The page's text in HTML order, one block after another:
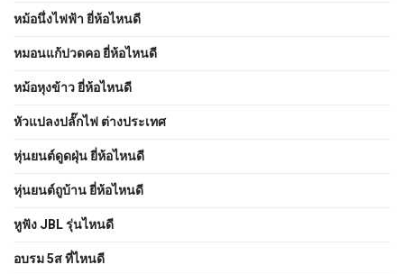
หม้อนึ่งไฟฟ้า ยี่ห้อไหนดี
หมอนแก้ปวดคอ ยี่ห้อไหนดี
หม้อหุงข้าว ยี่ห้อไหนดี
หัวแปลงปลั๊กไฟ ต่างประเทศ
หุ่นยนต์ดูดฝุ่น ยี่ห้อไหนดี
หุ่นยนต์ถูบ้าน ยี่ห้อไหนดี
หูฟัง JBL รุ่นไหนดี
อบรม 5ส ที่ไหนดี